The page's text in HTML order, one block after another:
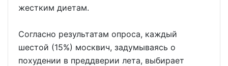
жестким диетам.
Согласно результатам опроса, каждый
шестой (15%) москвич, задумываясь о
похудении в преддверии лета, выбирает